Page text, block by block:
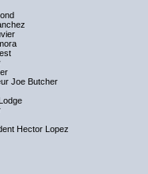
Joe Butcher
Hector Lopez